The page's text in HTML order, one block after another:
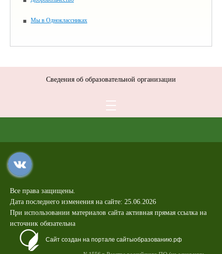
Мы в Одноклассниках
Сведения об образовательной организации
Все права защищены.
Дата последнего изменения на сайте: 25.06.2026
При использовании материалов сайта активная прямая ссылка на
источник обязательна
Сайт создан на портале сайтыобразованию.рф